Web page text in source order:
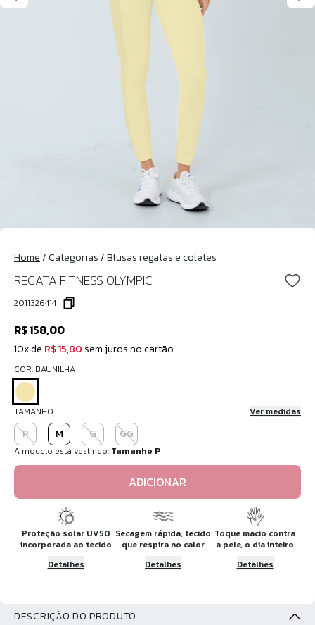
Home/Categorias/Blusas regatas e coletes
REGATA FITNESS OLYMPIC
2011326414
R$ 158,00
10x de R$ 15,80 sem juros no cartão
COR: BAUNILHA
TAMANHO Ver medidas
P M G GG
A modelo está vestindo: Tamanho P
ADICIONAR
Proteção solar UV50
incorporada ao tecido
Detalhes
Secagem rápida, tecido
que respira no calor
Detalhes
Toque macio contra
a pele, o dia inteiro
Detalhes
DESCRIÇÃO DO PRODUTO